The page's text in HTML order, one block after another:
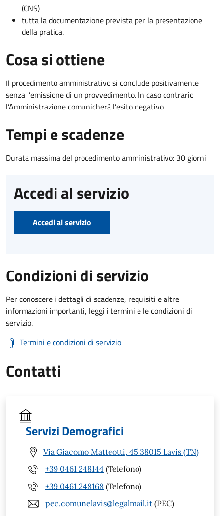
(CNS)
tutta la documentazione prevista per la presentazione
della pratica.
Cosa si ottiene
Il procedimento amministrativo si conclude positivamente
senza l’emissione di un provvedimento. In caso contrario
l’Amministrazione comunicherà l’esito negativo.
Tempi e scadenze
Durata massima del procedimento amministrativo: 30 giorni
Accedi al servizio
Accedi al servizio
Condizioni di servizio
Per conoscere i dettagli di scadenze, requisiti e altre
informazioni importanti, leggi i termini e le condizioni di
servizio.
Termini e condizioni di servizio
Contatti
Servizi Demografici
Via Giacomo Matteotti, 45 38015 Lavis (TN)
+39 0461 248144 (Telefono)
+39 0461 248168 (Telefono)
pec.comunelavis@legalmail.it (PEC)